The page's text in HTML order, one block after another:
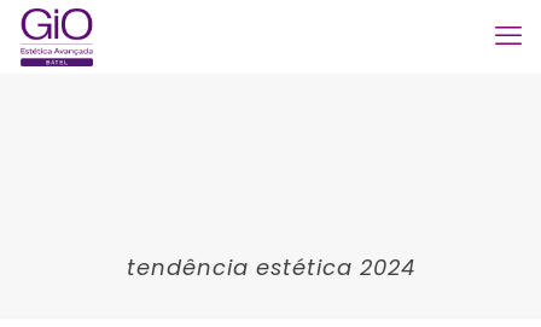
tendência estética 2024